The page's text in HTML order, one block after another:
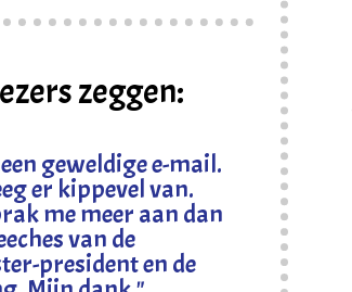
zeggen:
geweldige e-mail.
er kippevel van.
me meer aan dan
van de
president en de